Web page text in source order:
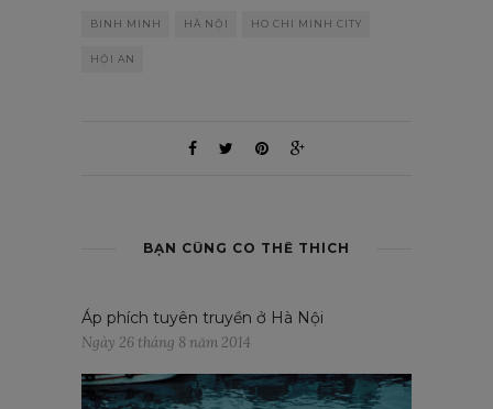
BINH MINH HÀ NỘI HO CHI MINH CITY
HỘI AN
BẠN CŨNG CÓ THỂ THÍCH
Áp phích tuyên truyền ở Hà Nội
Ngày 26 tháng 8 năm 2014